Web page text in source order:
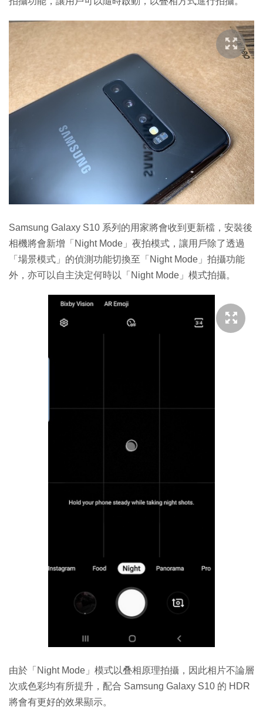
Samsung Galaxy S10 系列的用家將會收到更新檔，安裝後
相機將會新增「Night Mode」夜拍模式，讓用戶除了透過
「場景模式」的偵測功能切換至「Night Mode」拍攝功能
外，亦可以自主決定何時以「Night Mode」模式拍攝。
由於「Night Mode」模式以叠相原理拍攝，因此相片不論層
次或色彩均有所提升，配合 Samsung Galaxy S10 的 HDR
將會有更好的效果顯示。